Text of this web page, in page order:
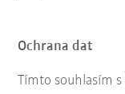
Ochrana dat
Tímto souhlasím s